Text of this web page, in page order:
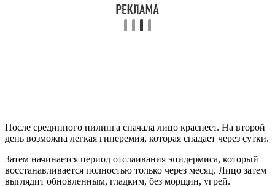
После срединного пилинга сначала лицо краснеет. На второй
день возможна легкая гиперемия, которая спадает через сутки.
Затем начинается период отслаивания эпидермиса, который
восстанавливается полностью только через месяц. Лицо затем
выглядит обновленным, гладким, без морщин, угрей.